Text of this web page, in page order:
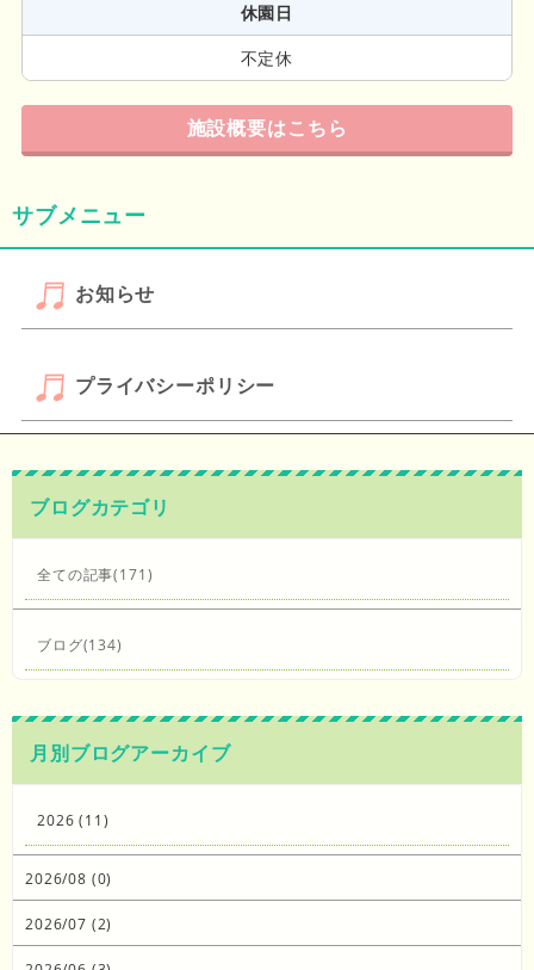
休園日
不定休
施設概要はこちら
サブメニュー
お知らせ
プライバシーポリシー
ブログカテゴリ
全ての記事(171)
ブログ(134)
月別ブログアーカイブ
2026 (11)
2026/08 (0)
2026/07 (2)